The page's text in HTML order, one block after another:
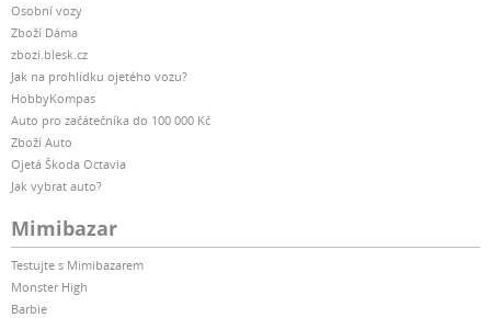
Osobní vozy
Zboží Dáma
zbozi.blesk.cz
Jak na prohlídku ojetého vozu?
HobbyKompas
Auto pro začátečníka do 100 000 Kč
Zboží Auto
Ojetá Škoda Octavia
Jak vybrat auto?
Mimibazar
Testujte s Mimibazarem
Monster High
Barbie